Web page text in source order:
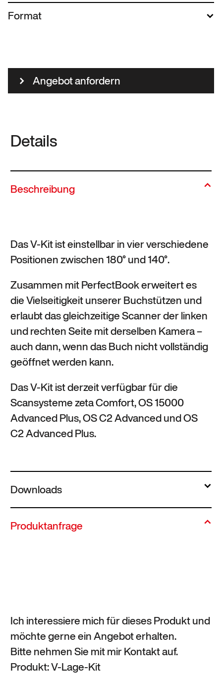
Format
Angebot anfordern
Details
Beschreibung
Das V-Kit ist einstellbar in vier verschiedene
Positionen zwischen 180° und 140°.
Zusammen mitPerfectBookerweitert es
die Vielseitigkeit unserer Buchstützen und
erlaubt das gleichzeitige Scanner der linken
und rechten Seite mit derselben Kamera –
auch dann, wenn das Buch nicht vollständig
geöffnet werden kann.
Das V-Kit ist derzeit verfügbar für die
Scansysteme zeta Comfort, OS 15000
Advanced Plus, OS C2 Advanced und OS
C2 Advanced Plus.
Downloads
Produktanfrage
Ich interessiere mich für dieses Produkt und
möchte gerne ein Angebot erhalten.
Bitte nehmen Sie mit mir Kontakt auf.
Produkt: V-Lage-Kit